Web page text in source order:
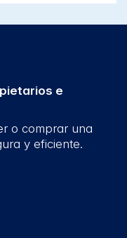
e
o comprar una
y eficiente.